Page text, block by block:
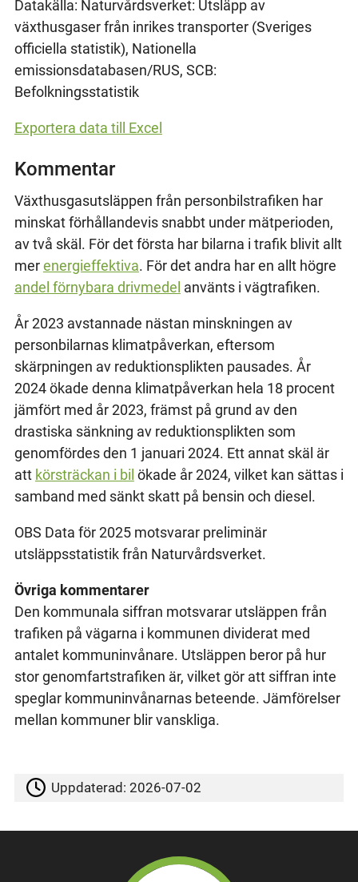
Datakälla: Naturvårdsverket: Utsläpp av
växthusgaser från inrikes transporter (Sveriges
officiella statistik), Nationella
emissionsdatabasen/RUS, SCB:
Befolkningsstatistik
Exportera data till Excel
Kommentar
Växthusgasutsläppen från personbilstrafiken har
minskat förhållandevis snabbt under mätperioden,
av två skäl. För det första har bilarna i trafik blivit allt
merenergieffektiva. För det andra har en allt högre
andel förnybara drivmedel använts i vägtrafiken.
År 2023 avstannade nästan minskningen av
personbilarnas klimatpåverkan, eftersom
skärpningen av reduktionsplikten pausades. År
2024 ökade denna klimatpåverkan hela 18 procent
jämfört med år 2023, främst på grund av den
drastiska sänkning av reduktionsplikten som
genomfördes den 1 januari 2024. Ett annat skäl är
att körsträckan i bil ökade år 2024, vilket kan sättas i
samband med sänkt skatt på bensin och diesel.
OBS Data för 2025 motsvarar preliminär
utsläppsstatistik från Naturvårdsverket.
Övriga kommentarer
Den kommunala siffran motsvarar utsläppen från
trafiken på vägarna i kommunen dividerat med
antalet kommuninvånare. Utsläppen beror på hur
stor genomfartstrafiken är, vilket gör att siffran inte
speglar kommuninvånarnas beteende. Jämförelser
mellan kommuner blir vanskliga.
Uppdaterad:2026-07-02